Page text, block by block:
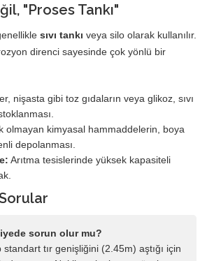
"Proses Tankı"
sıvı tankı veya silo olarak kullanılır.
direnci sayesinde çok yönlü bir
nişasta gibi toz gıdaların veya glikoz, sıvı
olmayan kimyasal hammaddelerin, boya
depolanması.
Arıtma tesislerinde yüksek kapasiteli
sorun olur mu?
tır genişliğini (2.45m) aştığı için